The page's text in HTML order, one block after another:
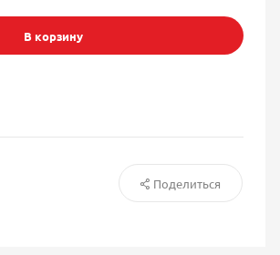
В корзину
Поделиться